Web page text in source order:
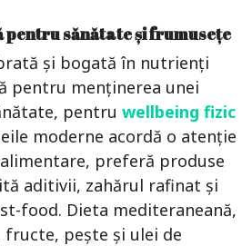
sănătate și frumusețe
și bogată în nutrienți
pentru menținerea unei
pentru wellbeing fizic
moderne acordă o atenție
preferă produse
aditivii, zahărul rafinat și
food. Dieta mediteraneană,
pește și ulei de